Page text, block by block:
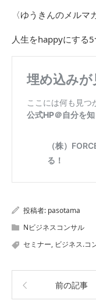
〈ゆうきんのメルマ
人生をhappyにする
投稿者: pasotama
Nビジネスコンサル
セミナー, ビジネス.コ
前の記事